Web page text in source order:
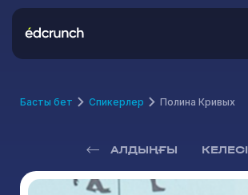
Басты бет Спикерлер Полина Кривых
АЛДЫҢҒЫ КЕЛЕСІ